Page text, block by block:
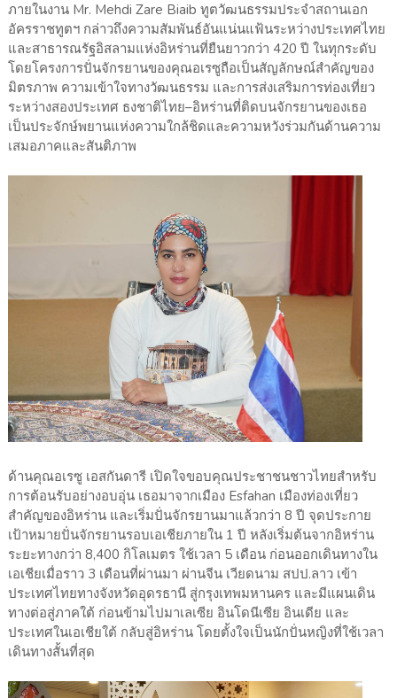
ภายในงาน Mr. Mehdi Zare Biaib ทูตวัฒนธรรมประจำสถานเอก
อัครราชทูตฯ กล่าวถึงความสัมพันธ์อันแน่นแฟ้นระหว่างประเทศไทย
และสาธารณรัฐอิสลามแห่งอิหร่านที่ยืนยาวกว่า 420 ปี ในทุกระดับ
โดยโครงการปั่นจักรยานของคุณอเรซูถือเป็นสัญลักษณ์สำคัญของ
มิตรภาพ ความเข้าใจทางวัฒนธรรม และการส่งเสริมการท่องเที่ยว
ระหว่างสองประเทศ ธงชาติไทย–อิหร่านที่ติดบนจักรยานของเธอ
เป็นประจักษ์พยานแห่งความใกล้ชิดและความหวังร่วมกันด้านความ
เสมอภาคและสันติภาพ
ด้านคุณอเรซู เอสกันดารี เปิดใจขอบคุณประชาชนชาวไทยสำหรับ
การต้อนรับอย่างอบอุ่น เธอมาจากเมือง Esfahan เมืองท่องเที่ยว
สำคัญของอิหร่าน และเริ่มปั่นจักรยานมาแล้วกว่า 8 ปี จุดประกาย
เป้าหมายปั่นจักรยานรอบเอเชียภายใน 1 ปี หลังเริ่มต้นจากอิหร่าน
ระยะทางกว่า 8,400 กิโลเมตร ใช้เวลา 5 เดือน ก่อนออกเดินทางใน
เอเชียเมื่อราว 3 เดือนที่ผ่านมา ผ่านจีน เวียดนาม สปป.ลาว เข้า
ประเทศไทยทางจังหวัดอุดรธานี สู่กรุงเทพมหานคร และมีแผนเดิน
ทางต่อสู่ภาคใต้ ก่อนข้ามไปมาเลเซีย อินโดนีเซีย อินเดีย และ
ประเทศในเอเชียใต้ กลับสู่อิหร่าน โดยตั้งใจเป็นนักปั่นหญิงที่ใช้เวลา
เดินทางสั้นที่สุด